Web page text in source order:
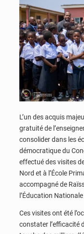
L’un des acquis
gratuité de
consolider dans les
démocratique du
effectué des visites
Nord et à l’École
accompagné de
l’Éducation
Ces visites ont été
constater l’efficacité